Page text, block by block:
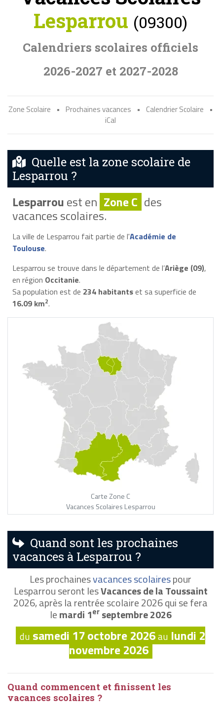
Lesparrou (09300)
Calendriers scolaires officiels
2026-2027 et 2027-2028
Zone Scolaire • Prochaines vacances • Calendrier Scolaire
•
iCal
Quelle est la zone scolaire de
Lesparrou ?
Lesparrouest en Zone C des
vacances scolaires.
La ville de Lesparrou fait partie de l'Académie de
Toulouse.
Lesparrou se trouve dans le département de l’Ariège (09),
en région Occitanie.
Sa population est de 234 habitantset sa superficie de
16.09 km2.
Carte Zone C
Vacances Scolaires Lesparrou
Quand sont les prochaines
vacances à Lesparrou ?
Les prochainesvacances scolairespour
Lesparrou seront lesVacances de la Toussaint
2026, après la rentrée scolaire 2026 qui se fera
lemardi 1erseptembre 2026
du samedi 17 octobre 2026au lundi 2
novembre 2026
Quand commencent et finissent les
vacances scolaires ?